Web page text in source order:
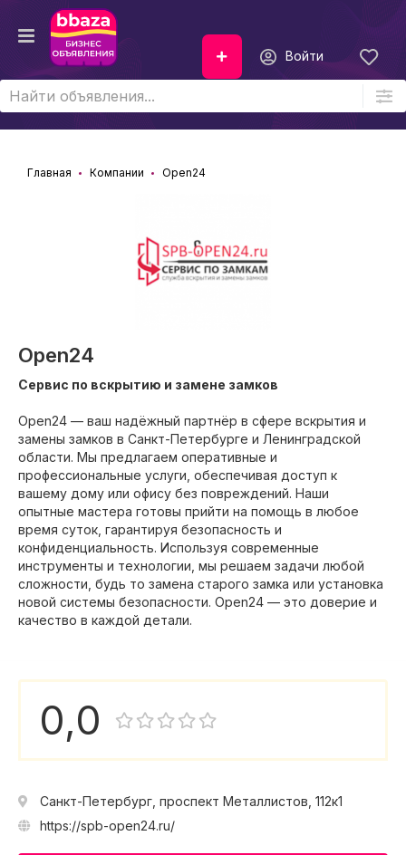
Войти
Главная Компании Open24
Open24
Сервис по вскрытию и замене замков
Open24 — ваш надёжный партнёр в сфере вскрытия и
замены замков в Санкт-Петербурге и Ленинградской
области. Мы предлагаем оперативные и
профессиональные услуги, обеспечивая доступ к
вашему дому или офису без повреждений. Наши
опытные мастера готовы прийти на помощь в любое
время суток, гарантируя безопасность и
конфиденциальность. Используя современные
инструменты и технологии, мы решаем задачи любой
сложности, будь то замена старого замка или установка
новой системы безопасности. Open24 — это доверие и
качество в каждой детали.
0,0
Санкт-Петербург, проспект Металлистов, 112к1
https://spb-open24.ru/